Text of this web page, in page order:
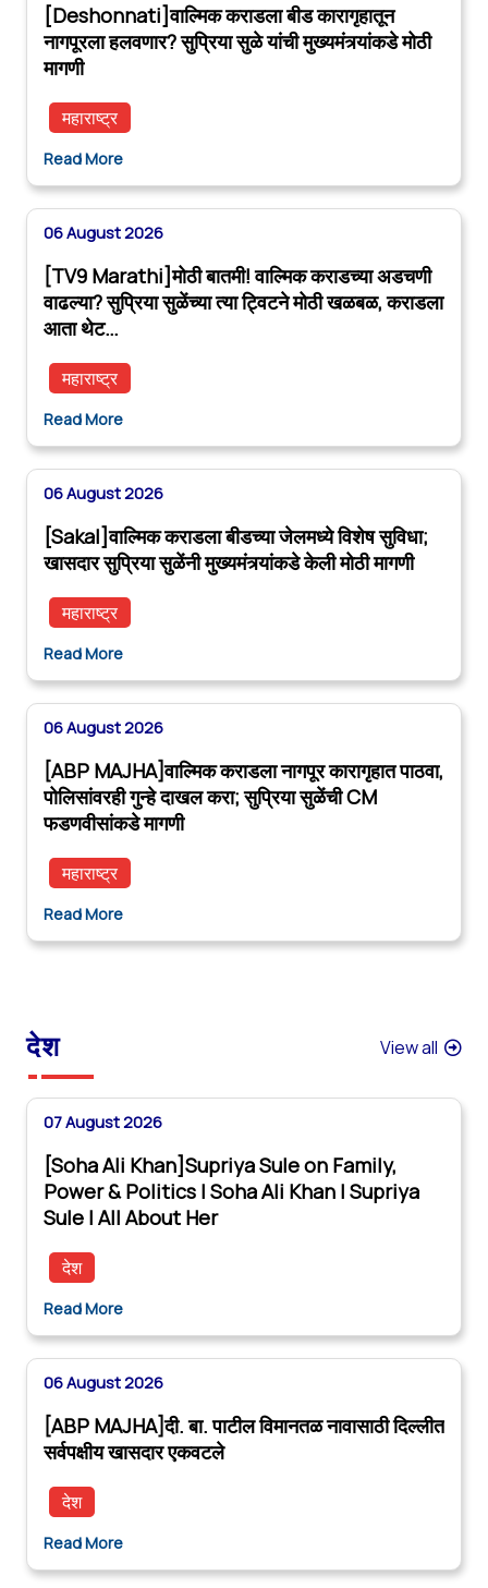
[Deshonnati]वाल्मिक कराडला बीड कारागृहातून
नागपूरला हलवणार? सुप्रिया सुळे यांची मुख्यमंत्र्यांकडे मोठी
मागणी
महाराष्ट्र
Read More
06 August 2026
[TV9 Marathi]मोठी बातमी! वाल्मिक कराडच्या अडचणी
वाढल्या? सुप्रिया सुळेंच्या त्या ट्विटने मोठी खळबळ, कराडला
आता थेट…
महाराष्ट्र
Read More
06 August 2026
[Sakal]वाल्मिक कराडला बीडच्या जेलमध्ये विशेष सुविधा;
खासदार सुप्रिया सुळेंनी मुख्यमंत्र्यांकडे केली मोठी मागणी
महाराष्ट्र
Read More
06 August 2026
[ABP MAJHA]वाल्मिक कराडला नागपूर कारागृहात पाठवा,
पोलिसांवरही गुन्हे दाखल करा; सुप्रिया सुळेंची CM
फडणवीसांकडे मागणी
महाराष्ट्र
Read More
देश View all
07 August 2026
[Soha Ali Khan]Supriya Sule on Family,
Power & Politics | Soha Ali Khan | Supriya
Sule | All About Her
देश
Read More
06 August 2026
[ABP MAJHA]दी. बा. पाटील विमानतळ नावासाठी दिल्लीत
सर्वपक्षीय खासदार एकवटले
देश
Read More